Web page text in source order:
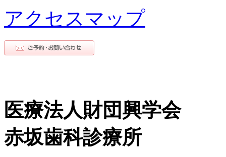
アクセスマップ
医療法人財団興学会
赤坂歯科診療所